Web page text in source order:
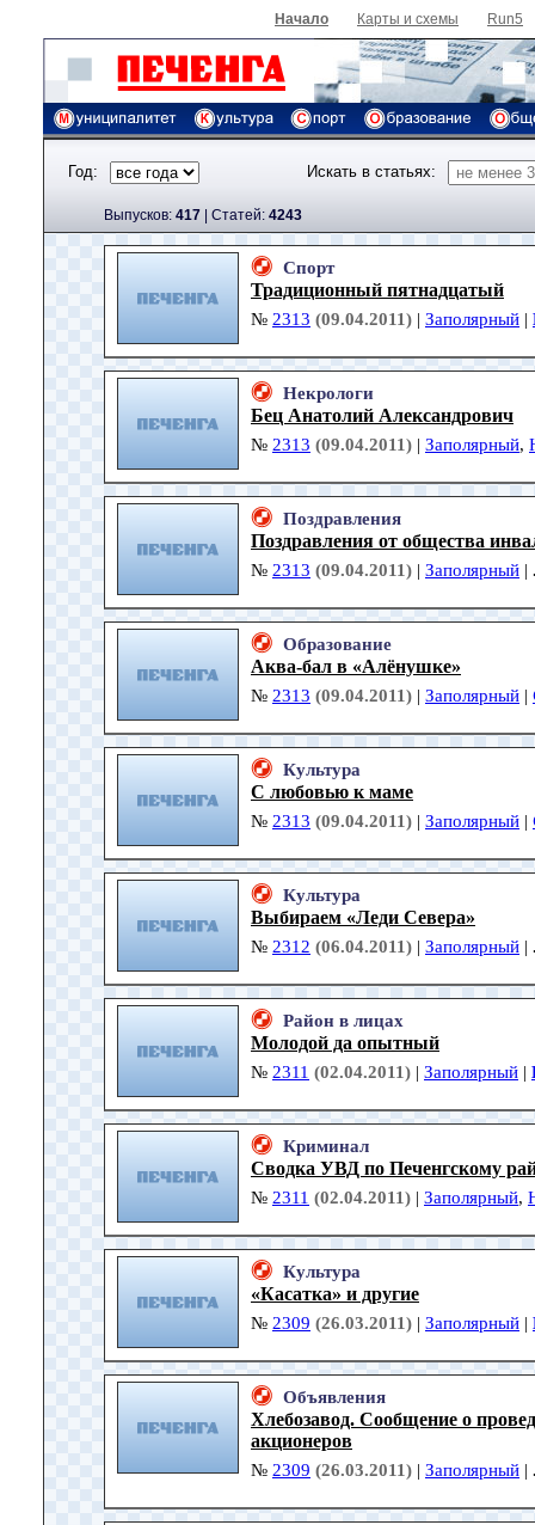
Начало Карты и схемы Run5
Год: Искать в статьях:
Выпусков: 417 | Cтатей: 4243
Спорт
Традиционный пятнадцатый
№ 2313 (09.04.2011) | Заполярный |
Некрологи
Бец Анатолий Александрович
№ 2313 (09.04.2011) | Заполярный,
Поздравления
Поздравления от общества
№ 2313 (09.04.2011) | Заполярный |
Образование
Аква-бал в «Алёнушке»
№ 2313 (09.04.2011) | Заполярный |
Культура
С любовью к маме
№ 2313 (09.04.2011) | Заполярный |
Культура
Выбираем «Леди Севера»
№ 2312 (06.04.2011) | Заполярный |
Район в лицах
Молодой да опытный
№ 2311 (02.04.2011) | Заполярный |
Криминал
Сводка УВД по Печенгскому
№ 2311 (02.04.2011) | Заполярный,
Культура
«Касатка» и другие
№ 2309 (26.03.2011) | Заполярный |
Объявления
Хлебозавод. Сообщение о
акционеров
№ 2309 (26.03.2011) | Заполярный |